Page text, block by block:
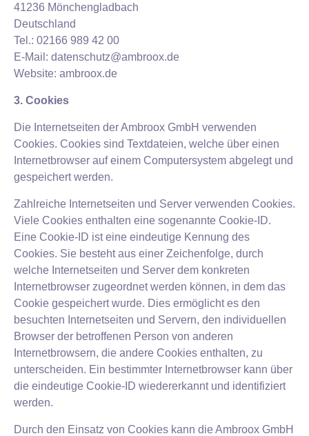
41236 Mönchengladbach
Deutschland
Tel.: 02166 989 42 00
E-Mail: datenschutz@ambroox.de
Website: ambroox.de
3. Cookies
Die Internetseiten der Ambroox GmbH verwenden
Cookies. Cookies sind Textdateien, welche über einen
Internetbrowser auf einem Computersystem abgelegt und
gespeichert werden.
Zahlreiche Internetseiten und Server verwenden Cookies.
Viele Cookies enthalten eine sogenannte Cookie-ID.
Eine Cookie-ID ist eine eindeutige Kennung des
Cookies. Sie besteht aus einer Zeichenfolge, durch
welche Internetseiten und Server dem konkreten
Internetbrowser zugeordnet werden können, in dem das
Cookie gespeichert wurde. Dies ermöglicht es den
besuchten Internetseiten und Servern, den individuellen
Browser der betroffenen Person von anderen
Internetbrowsern, die andere Cookies enthalten, zu
unterscheiden. Ein bestimmter Internetbrowser kann über
die eindeutige Cookie-ID wiedererkannt und identifiziert
werden.
Durch den Einsatz von Cookies kann die Ambroox GmbH